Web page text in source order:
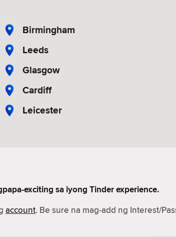
Birmingham
Leeds
Glasgow
Cardiff
Leicester
exciting sa iyong Tinder experience.
account. Be sure na mag-add ng Interest/